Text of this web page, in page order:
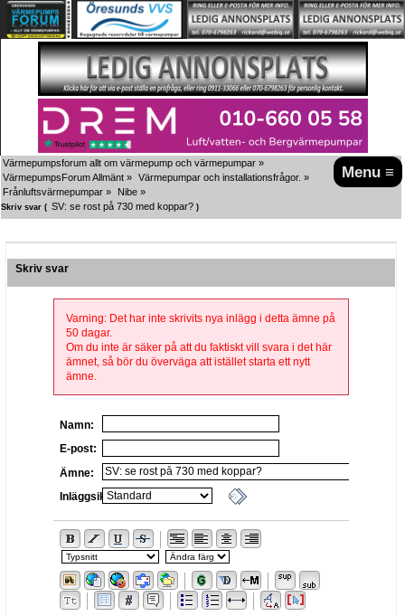
Menu ≡
Värmepumpsforum allt om värmepump och värmepumpar »
VärmepumpsForum Allmänt » Värmepumpar och installationsfrågor. »
Frånluftsvärmepumpar » Nibe »
Skriv svar ( SV: se rost på 730 med koppar? )
Skriv svar
Varning: Det har inte skrivits nya inlägg i detta ämne på
50 dagar.
Om du inte är säker på att du faktiskt vill svara i det här
ämnet, så bör du överväga att istället starta ett nytt
ämne.
Namn:
E-post:
Ämne:
Inläggsikon: